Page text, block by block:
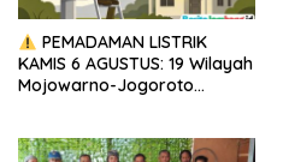
PEMADAMAN LISTRIK
KAMIS 6 AGUSTUS: 19 Wilayah
Mojowarno-Jogoroto